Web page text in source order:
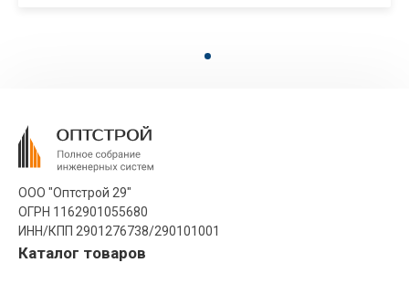
ООО "Оптстрой 29"
ОГРН 1162901055680
ИНН/КПП 2901276738/290101001
Каталог товаров